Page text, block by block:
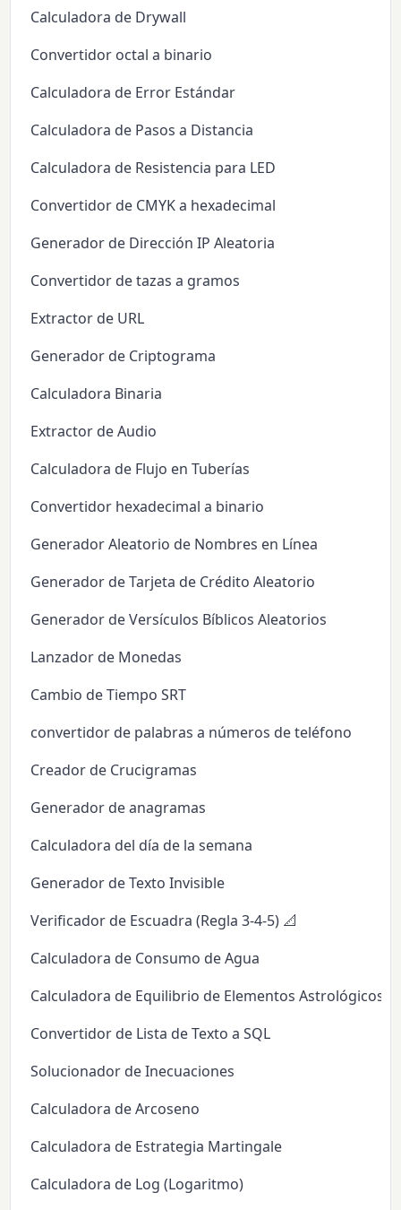
Calculadora de Drywall
Convertidor octal a binario
Calculadora de Error Estándar
Calculadora de Pasos a Distancia
Calculadora de Resistencia para LED
Convertidor de CMYK a hexadecimal
Generador de Dirección IP Aleatoria
Convertidor de tazas a gramos
Extractor de URL
Generador de Criptograma
Calculadora Binaria
Extractor de Audio
Calculadora de Flujo en Tuberías
Convertidor hexadecimal a binario
Generador Aleatorio de Nombres en Línea
Generador de Tarjeta de Crédito Aleatorio
Generador de Versículos Bíblicos Aleatorios
Lanzador de Monedas
Cambio de Tiempo SRT
convertidor de palabras a números de teléfono
Creador de Crucigramas
Generador de anagramas
Calculadora del día de la semana
Generador de Texto Invisible
Verificador de Escuadra (Regla 3-4-5) 📐
Calculadora de Consumo de Agua
Calculadora de Equilibrio de Elementos Astrológicos
Convertidor de Lista de Texto a SQL
Solucionador de Inecuaciones
Calculadora de Arcoseno
Calculadora de Estrategia Martingale
Calculadora de Log (Logaritmo)